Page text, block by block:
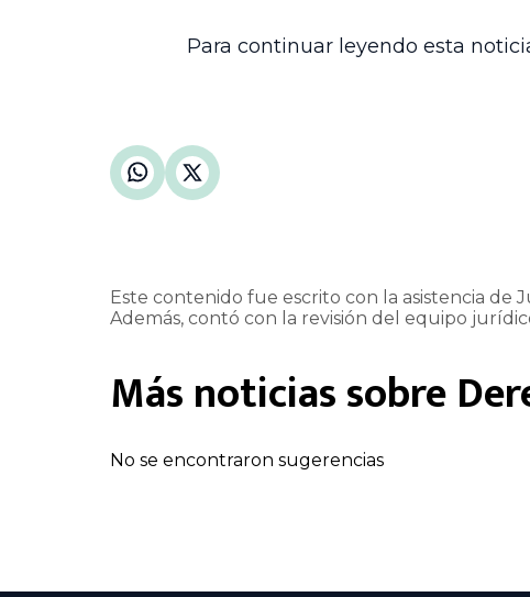
Para continuar leyendo esta
Este contenido fue escrito con la asistencia de
Además, contó con la revisión del equipo
Más noticias sobre
No se encontraron sugerencias